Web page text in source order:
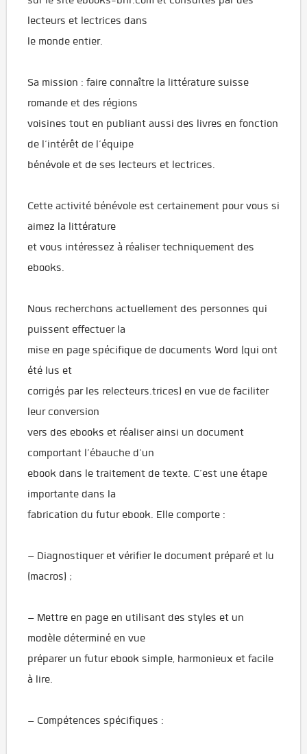
lecteurs et lectrices dans
le monde entier.
Sa mission : faire connaître la littérature suisse
romande et des régions
voisines tout en publiant aussi des livres en fonction
de l’intérêt de l’équipe
bénévole et de ses lecteurs et lectrices.
Cette activité bénévole est certainement pour vous si
aimez la littérature
et vous intéressez à réaliser techniquement des
ebooks.
Nous recherchons actuellement des personnes qui
puissent effectuer la
mise en page spécifique de documents Word (qui ont
été lus et
corrigés par les relecteurs.trices) en vue de faciliter
leur conversion
vers des ebooks et réaliser ainsi un document
comportant l’ébauche d’un
ebook dans le traitement de texte. C’est une étape
importante dans la
fabrication du futur ebook. Elle comporte :
– Diagnostiquer et vérifier le document préparé et lu
(macros) ;
– Mettre en page en utilisant des styles et un
modèle déterminé en vue
préparer un futur ebook simple, harmonieux et facile
à lire.
– Compétences spécifiques :